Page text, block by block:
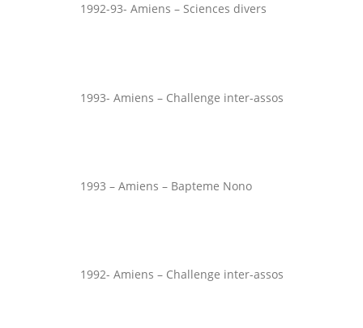
1992-93- Amiens – Sciences divers
1993- Amiens – Challenge inter-assos
1993 – Amiens – Bapteme Nono
1992- Amiens – Challenge inter-assos